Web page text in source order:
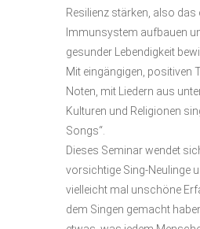
Resilienz stärken, also das
Immunsystem aufbauen
gesunder Lebendigkeit
Mit eingängigen, positiven
Noten, mit Liedern aus
Kulturen und Religionen
Songs“.
Dieses Seminar wendet
vorsichtige Sing-Neulinge
vielleicht mal unschöne
dem Singen gemacht